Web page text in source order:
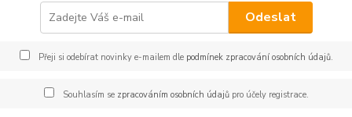
ze
Odeslat
Přeji si odebírat novinky e-mailem dle podmínek zpracování osobních údajů.
Souhlasím se zpracováním osobních údajůpro účely registrace.